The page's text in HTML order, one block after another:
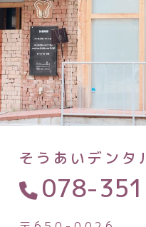
そうあいデンタ
078-